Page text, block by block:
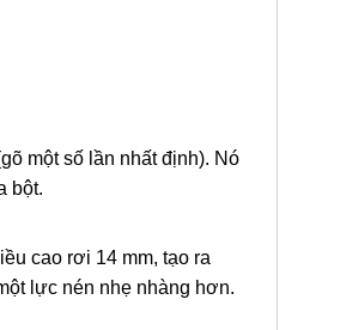
một số lần nhất định). Nó
bột.
cao rơi 14 mm, tạo ra
lực nén nhẹ nhàng hơn.